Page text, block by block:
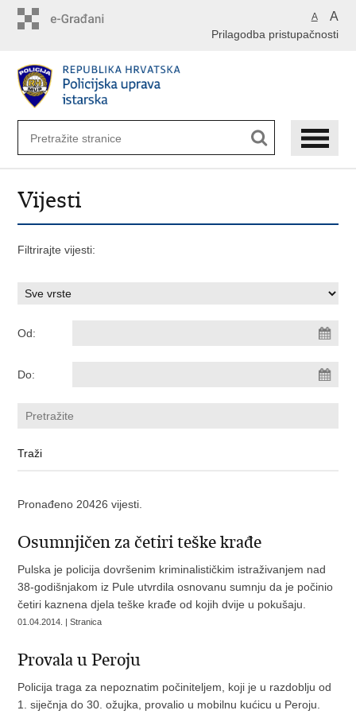
A A
Prilagodba pristupačnosti
Vijesti
Filtrirajte vijesti:
Od:
Do:
Pronađeno 20426 vijesti.
Osumnjičen za četiri teške krađe
Pulska je policija dovršenim kriminalističkim istraživanjem nad
38-godišnjakom iz Pule utvrdila osnovanu sumnju da je počinio
četiri kaznena djela teške krađe od kojih dvije u pokušaju.
01.04.2014. | Stranica
Provala u Peroju
Policija traga za nepoznatim počiniteljem, koji je u razdoblju od
1. siječnja do 30. ožujka, provalio u mobilnu kućicu u Peroju.